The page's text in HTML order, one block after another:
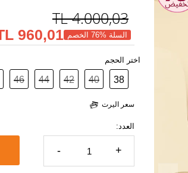
4.000,03
TL
السلة %76 الخصم 960,01 TL
اختر الحجم
38
40
42
44
46
سعر اليرت
العدد:
- +